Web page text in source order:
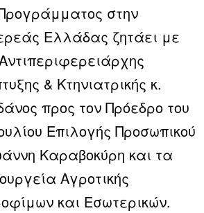
στην
Ελλάδας ζητάει με
& Κτηνιατρικής κ.
προς τον Πρόεδρο του
Επιλογής Προσωπικού
Καραβοκύρη και τα
Αγροτικής
και Εσωτερικών.